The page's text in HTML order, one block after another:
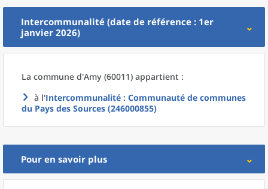
Intercommunalité (date de référence : 1er
janvier 2026)
La commune d'Amy (60011) appartient :
à l'Intercommunalité : Communauté de communes
du Pays des Sources (246000855)
Pour en savoir plus